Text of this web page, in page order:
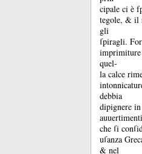
cipale ci è
tegole, & il
gli
ſpiragli.
imprimiture
quel-
la calce
debbia
dipignere
che ſi
uſanza
& nel